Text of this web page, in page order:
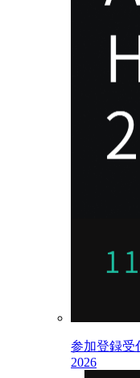
参加登録受
2026